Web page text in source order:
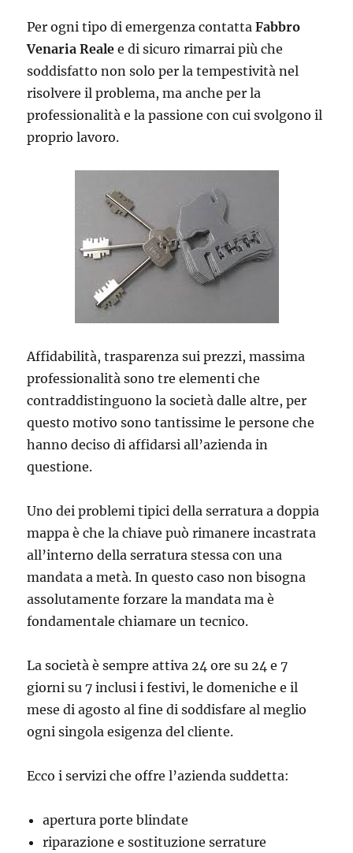
Per ogni tipo di emergenza contattaFabbro
Venaria Reale e di sicuro rimarrai più che
soddisfatto non solo per la tempestività nel
risolvere il problema, ma anche per la
professionalità e la passione con cui svolgono il
proprio lavoro.
Affidabilità, trasparenza sui prezzi, massima
professionalità sono tre elementi che
contraddistinguono la società dalle altre, per
questo motivo sono tantissime le persone che
hanno deciso di affidarsi all’azienda in
questione.
Uno dei problemi tipici della serratura a doppia
mappa è che la chiave può rimanere incastrata
all’interno della serratura stessa con una
mandata a metà. In questo caso non bisogna
assolutamente forzare la mandata ma è
fondamentale chiamare un tecnico.
La società è sempre attiva 24 ore su 24 e 7
giorni su 7 inclusi i festivi, le domeniche e il
mese di agosto al fine di soddisfare al meglio
ogni singola esigenza del cliente.
Ecco i servizi che offre l’azienda suddetta:
apertura porte blindate
riparazione e sostituzione serrature